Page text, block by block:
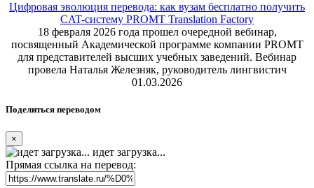
Цифровая эволюция перевода: как вузам бесплатно получить
CAT-систему PROMT Translation Factory
18 февраля 2026 года прошел очередной вебинар,
посвященный Академической программе компании PROMT
для представителей высших учебных заведений. Вебинар
провела Наталья Железняк, руководитель лингвистич
01.03.2026
Поделиться переводом
×
идет загрузка...
Прямая ссылка на перевод: